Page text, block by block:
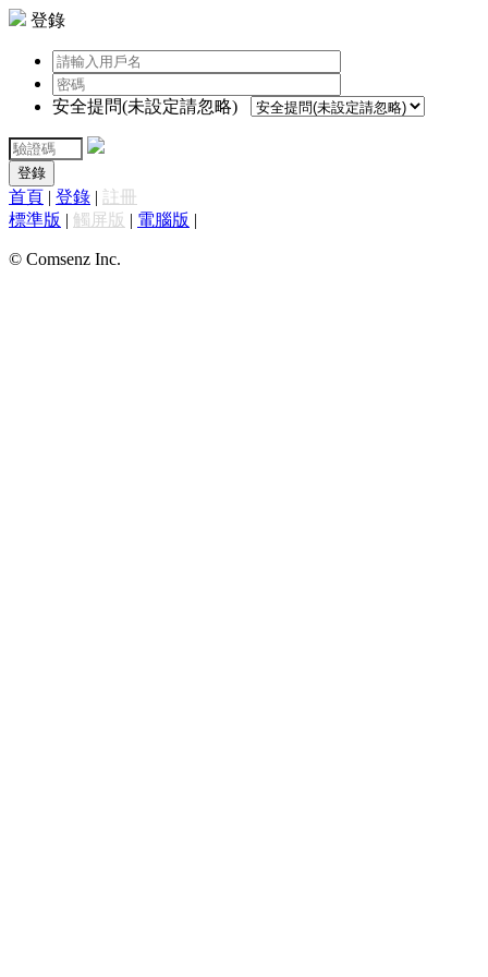
登錄
安全提問(未設定請忽略)
登錄
首頁 | 登錄 | 註冊
標準版 | 觸屏版 | 電腦版 |
© Comsenz Inc.